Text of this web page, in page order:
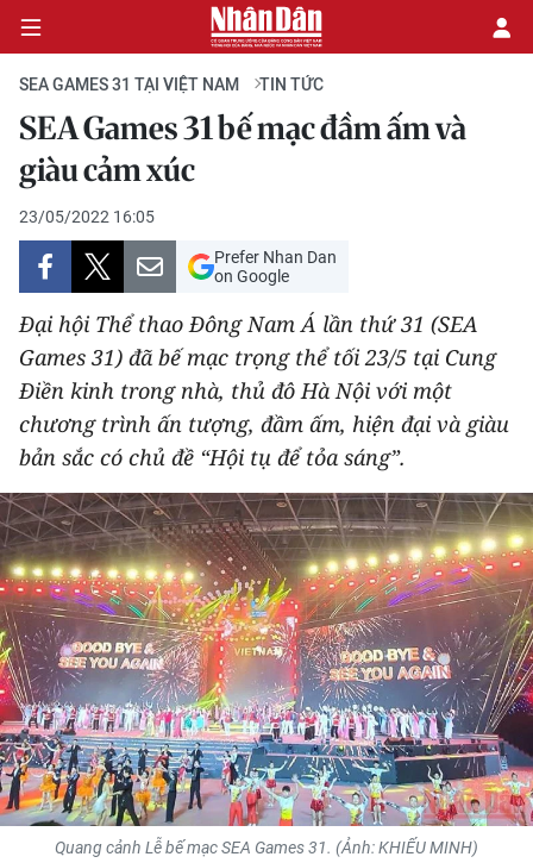
CHÍNH TRỊ
KINH TẾ
VĂN HÓA
XÃ HỘI
PHÁP LUẬT
DU LỊCH
THẾ GIỚI
THỂ THAO
GIÁO DỤC
Y TẾ
KHOA HỌC - CÔNG NGHỆ
MÔI TRƯỜNG
BẠN ĐỌC
SEA GAMES 31 TẠI VIỆT NAM TIN TỨC
SEA Games 31 bế mạc đầm ấm và
giàu cảm xúc
23/05/2022 16:05
Prefer Nhan Dan
on Google
Đại hội Thể thao Đông Nam Á lần thứ 31 (SEA
Games 31) đã bế mạc trọng thể tối 23/5 tại Cung
Điền kinh trong nhà, thủ đô Hà Nội với một
chương trình ấn tượng, đầm ấm, hiện đại và giàu
bản sắc có chủ đề “Hội tụ để tỏa sáng”.
Quang cảnh Lễ bế mạc SEA Games 31. (Ảnh: KHIẾU MINH)